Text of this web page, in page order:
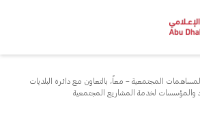
المجتمعية – معاً، بالتعاون مع دائرة البلديات
والمؤسسات لخدمة المشاريع المجتمعية